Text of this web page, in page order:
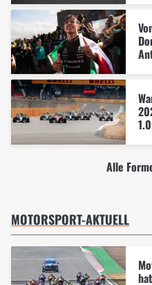
Alle
MOTORSPORT-AKTUELL